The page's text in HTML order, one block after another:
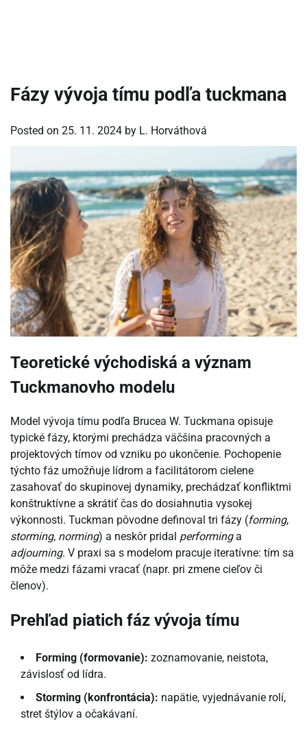
Fázy vývoja tímu podľa tuckmana
Posted on 25. 11. 2024 by L. Horváthová
Teoretické východiská a význam
Tuckmanovho modelu
Model vývoja tímu podľa Brucea W. Tuckmana opisuje
typické fázy, ktorými prechádza väčšina pracovných a
projektových tímov od vzniku po ukončenie. Pochopenie
týchto fáz umožňuje lídrom a facilitátorom cielene
zasahovať do skupinovej dynamiky, prechádzať konfliktmi
konštruktívne a skrátiť čas do dosiahnutia vysokej
výkonnosti. Tuckman pôvodne definoval tri fázy (forming,
storming, norming) a neskôr pridal performinga
adjourning. V praxi sa s modelom pracuje iteratívne: tím sa
môže medzi fázami vracať (napr. pri zmene cieľov či
členov).
Prehľad piatich fáz vývoja tímu
Forming (formovanie): zoznamovanie, neistota,
závislosť od lídra.
Storming (konfrontácia): napätie, vyjednávanie rolí,
stret štýlov a očakávaní.